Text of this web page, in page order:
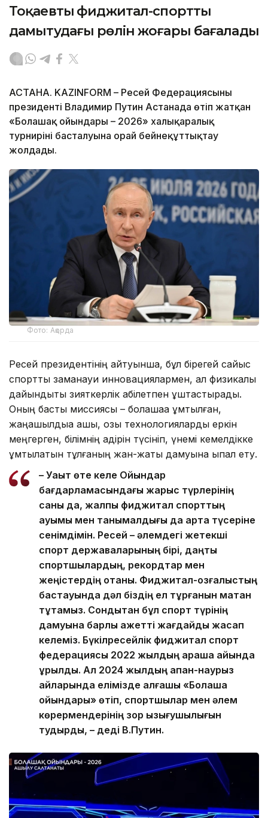
Тоқаевтың фиджитал-спортты
дамытудағы рөлін жоғары бағалады
АСТАНА. KAZINFORM – Ресей Федерациясының
президенті Владимир Путин Астанада өтіп жатқан
«Болашақ ойындары – 2026» халықаралық
турнирінің басталуына орай бейнеқұттықтау
жолдады.
Фото: Ақорда
Ресей президентінің айтуынша, бұл бірегей сайыс
спортты заманауи инновациялармен, ал физикалық
дайындықты зияткерлік қабілетпен ұштастырады.
Оның басты миссиясы – болашаққа ұмтылған,
жаңашылдыққа ашық, озық технологияларды еркін
меңгерген, білімнің қадірін түсініп, үнемі кемелдікке
ұмтылатын тұлғаның жан-жақты дамуына ықпал ету.
– Уақыт өте келе Ойындар
бағдарламасындағы жарыс түрлерінің
саны да, жалпы фиджитал спорттың
ауқымы мен танымалдығы да арта түсеріне
сенімдімін. Ресей – әлемдегі жетекші
спорт державаларының бірі, даңқты
спортшылардың, рекордтар мен
жеңістердің отаны. Фиджитал-қозғалыстың
бастауында дәл біздің ел тұрғанын мақтан
тұтамыз. Сондықтан бұл спорт түрінің
дамуына барлық қажетті жағдайды жасап
келеміз. Бүкілресейлік фиджитал спорт
федерациясы 2022 жылдың қараша айында
құрылды. Ал 2024 жылдың ақпан-наурыз
айларында елімізде алғашқы «Болашақ
ойындары» өтіп, спортшылар мен әлем
көрермендерінің зор қызығушылығын
тудырды, – деді В.Путин.